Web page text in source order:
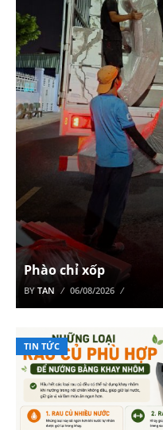
Phào chỉ xốp
BY TAN 06/08/2026
TIN TỨC